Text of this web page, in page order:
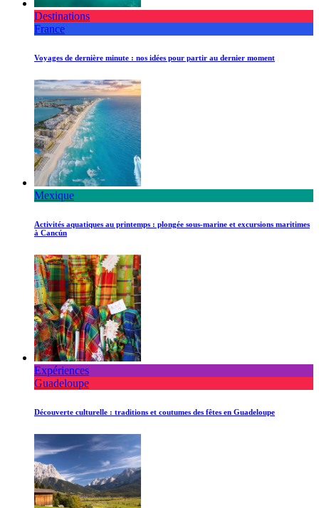
Destinations
France
Voyages de dernière minute : nos idées pour partir au dernier moment
Mexique
Activités aquatiques au printemps : plongée sous-marine et excursions maritimes
à Cancún
Expériences
Guadeloupe
Découverte culturelle : traditions et coutumes des fêtes en Guadeloupe